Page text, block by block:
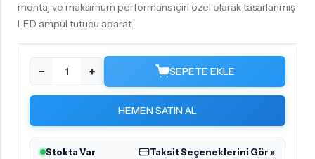
montaj ve maksimum performans için özel olarak tasarlanmış
LED ampul tutucu aparat.
− + SEPETE EKLE
HEMEN SATIN AL
Stokta Var Taksit Seçeneklerini Gör »